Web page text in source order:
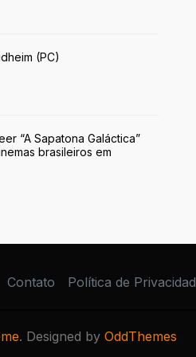
(PC)
“A Sapatona Galáctica”
brasileiros em
Contato Política de
. Designed by OddThemes